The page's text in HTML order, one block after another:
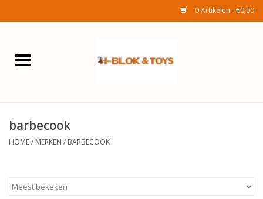
0 Artikelen - €0,00
Home
Huishouden
Tuinafdeling
barbecook
HOME/ MERKEN / BARBECOOK